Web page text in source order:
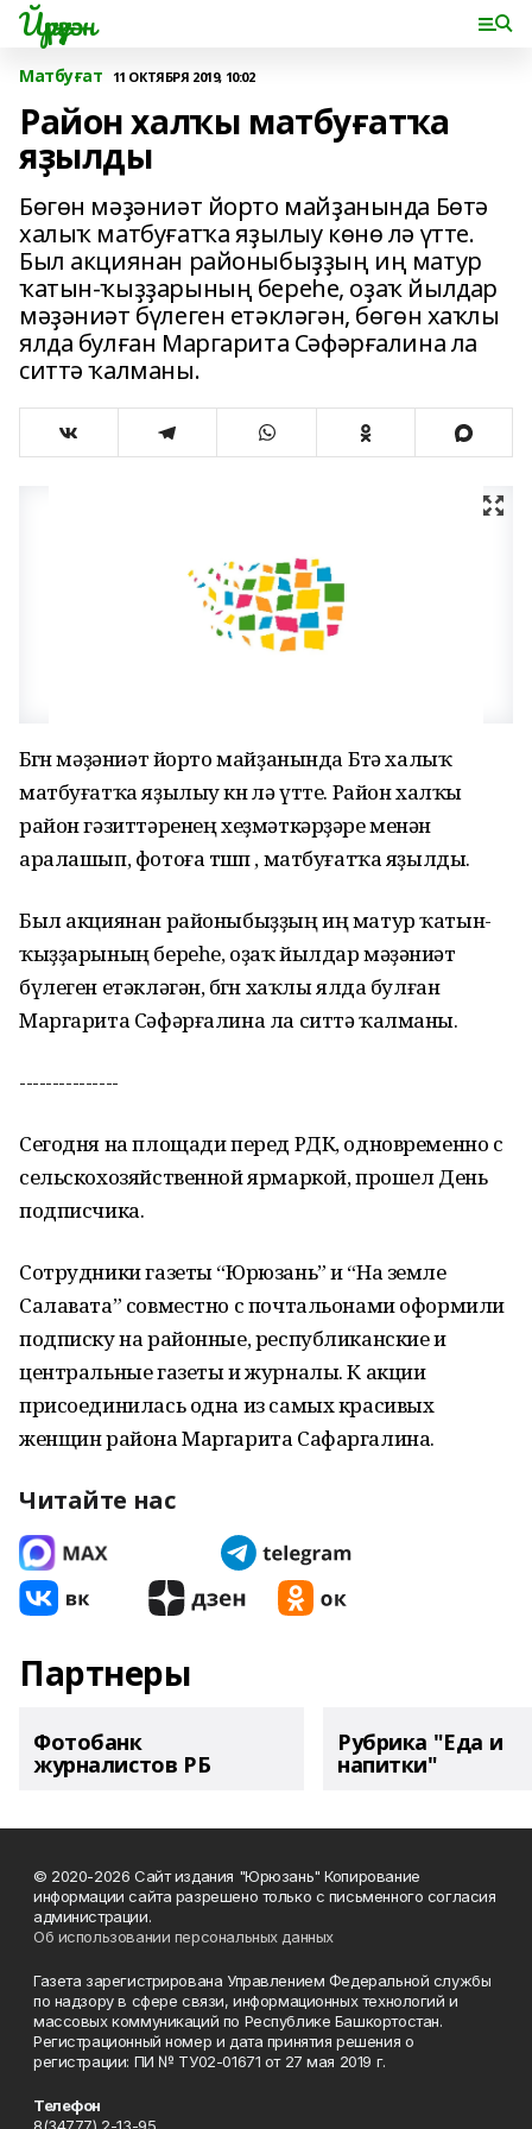
Йүрүҙән
Матбуғат 11 ОКТЯБРЯ 2019, 10:02
Район халҡы матбуғатҡа
яҙылды
Бөгөн мәҙәниәт йорто майҙанында Бөтә
халыҡ матбуғатҡа яҙылыу көнө лә үтте.
Был акциянан районыбыҙҙың иң матур
ҡатын-ҡыҙҙарының береһе, оҙаҡ йылдар
мәҙәниәт бүлеген етәкләгән, бөгөн хаҡлы
ялда булған Маргарита Сәфәрғалина ла
ситтә ҡалманы.
Бөгөн мәҙәниәт йорто майҙанында Бөтә халыҡ
матбуғатҡа яҙылыу көнө лә үтте. Район халҡы
район гәзиттәренең хеҙмәткәрҙәре менән
аралашып, фотоға төшөп , матбуғатҡа яҙылды.
Был акциянан районыбыҙҙың иң матур ҡатын-
ҡыҙҙарының береһе, оҙаҡ йылдар мәҙәниәт
бүлеген етәкләгән, бөгөн хаҡлы ялда булған
Маргарита Сәфәрғалина ла ситтә ҡалманы.
---------------
Сегодня на площади перед РДК, одновременно с
сельскохозяйственной ярмаркой, прошел День
подписчика.
Сотрудники газеты “Юрюзань” и “На земле
Салавата” совместно с почтальонами оформили
подписку на районные, республиканские и
центральные газеты и журналы. К акции
присоединилась одна из самых красивых
женщин района Маргарита Сафаргалина.
Читайте нас
Партнеры
Фотобанк
журналистов РБ
Рубрика "Еда и
напитки"
© 2020-2026 Сайт издания "Юрюзань" Копирование
информации сайта разрешено только с письменного согласия
администрации.
Об использовании персональных данных
Газета зарегистрирована Управлением Федеральной службы
по надзору в сфере связи, информационных технологий и
массовых коммуникаций по Республике Башкортостан.
Регистрационный номер и дата принятия решения о
регистрации: ПИ № ТУ02-01671 от 27 мая 2019 г.
Телефон